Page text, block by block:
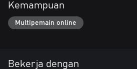
Kemampuan
Multipemain online
Bekerja dengan